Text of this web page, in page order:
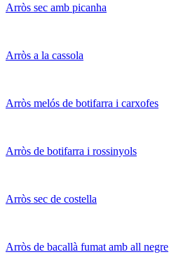
Arròs sec amb picanha
Arròs a la cassola
Arròs melós de botifarra i carxofes
Arròs de botifarra i rossinyols
Arròs sec de costella
Arròs de bacallà fumat amb all negre